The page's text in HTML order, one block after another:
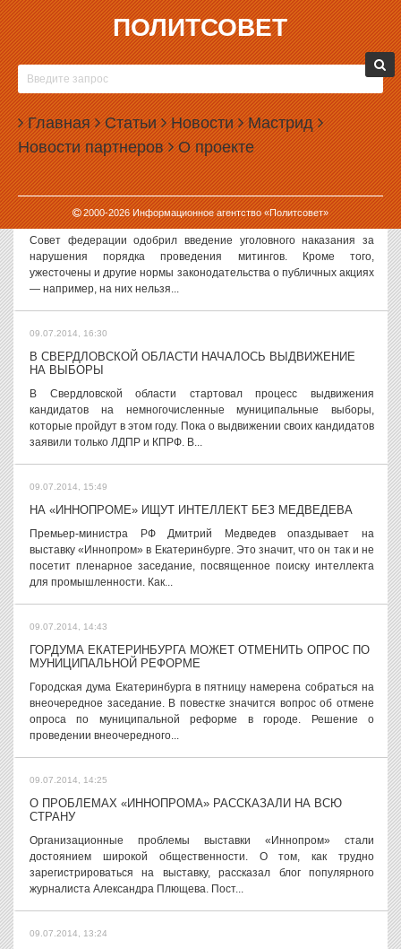
ПОЛИТСОВЕТ
Главная Статьи Новости Мастрид
Новости партнеров О проекте
2000-2026Информационное агентство «Политсовет»
09.07.2014, 18:00
НА УРАЛЕ КОММУНАЛЬЩИКИ ВЫИГРАЛИ СУД У СУДА
В Краснотурьинске местная управляющая компания подала в суд
на мировой суд и даже выиграла его. Поводом для иска стали
долги за ЖКХ. Как пишет газета «Вечерний Краснотурьинск»,
мировой суд,...
09.07.2014, 17:20
СОВФЕД ЗАПРЕТИЛ ХОДИТЬ НА МИТИНГИ С ДЕТЬМИ
Совет федерации одобрил введение уголовного наказания за
нарушения порядка проведения митингов. Кроме того,
ужесточены и другие нормы законодательства о публичных акциях
— например, на них нельзя...
09.07.2014, 16:30
В СВЕРДЛОВСКОЙ ОБЛАСТИ НАЧАЛОСЬ ВЫДВИЖЕНИЕ
НА ВЫБОРЫ
В Свердловской области стартовал процесс выдвижения
кандидатов на немногочисленные муниципальные выборы,
которые пройдут в этом году. Пока о выдвижении своих кандидатов
заявили только ЛДПР и КПРФ. В...
09.07.2014, 15:49
НА «ИННОПРОМЕ» ИЩУТ ИНТЕЛЛЕКТ БЕЗ МЕДВЕДЕВА
Премьер-министра РФ Дмитрий Медведев опаздывает на
выставку «Иннопром» в Екатеринбурге. Это значит, что он так и не
посетит пленарное заседание, посвященное поиску интеллекта
для промышленности. Как...
09.07.2014, 14:43
ГОРДУМА ЕКАТЕРИНБУРГА МОЖЕТ ОТМЕНИТЬ ОПРОС ПО
МУНИЦИПАЛЬНОЙ РЕФОРМЕ
Городская дума Екатеринбурга в пятницу намерена собраться на
внеочередное заседание. В повестке значится вопрос об отмене
опроса по муниципальной реформе в городе. Решение о
проведении внеочередного...
09.07.2014, 14:25
О ПРОБЛЕМАХ «ИННОПРОМА» РАССКАЗАЛИ НА ВСЮ
СТРАНУ
Организационные проблемы выставки «Иннопром» стали
достоянием широкой общественности. О том, как трудно
зарегистрироваться на выставку, рассказал блог популярного
журналиста Александра Плющева. Пост...
09.07.2014, 13:24